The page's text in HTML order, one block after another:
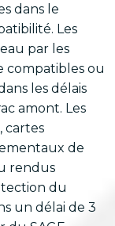
dans le
Les
par les
compatibles ou
les délais
amont. Les
cartes
de
rendus
du
un délai de 3